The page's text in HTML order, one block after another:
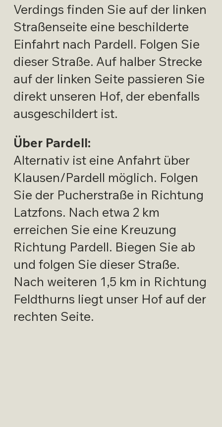
Verdings finden Sie auf der linken
Straßenseite eine beschilderte
Einfahrt nach Pardell. Folgen Sie
dieser Straße. Auf halber Strecke
auf der linken Seite passieren Sie
direkt unseren Hof, der ebenfalls
ausgeschildert ist.
Über Pardell:
Alternativ ist eine Anfahrt über
Klausen/Pardell möglich. Folgen
Sie der Pucherstraße in Richtung
Latzfons. Nach etwa 2 km
erreichen Sie eine Kreuzung
Richtung Pardell. Biegen Sie ab
und folgen Sie dieser Straße.
Nach weiteren 1,5 km in Richtung
Feldthurns liegt unser Hof auf der
rechten Seite.